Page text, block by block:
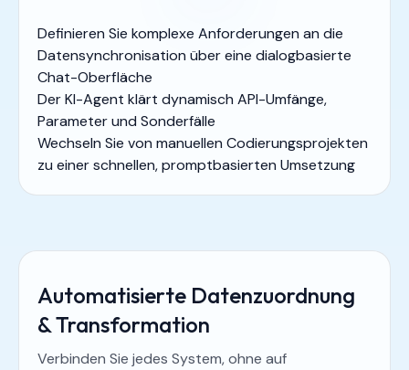
Definieren Sie komplexe Anforderungen an die
Datensynchronisation über eine dialogbasierte
Chat-Oberfläche
Der KI-Agent klärt dynamisch API-Umfänge,
Parameter und Sonderfälle
Wechseln Sie von manuellen Codierungsprojekten
zu einer schnellen, promptbasierten Umsetzung
Automatisierte Datenzuordnung
& Transformation
Verbinden Sie jedes System, ohne auf